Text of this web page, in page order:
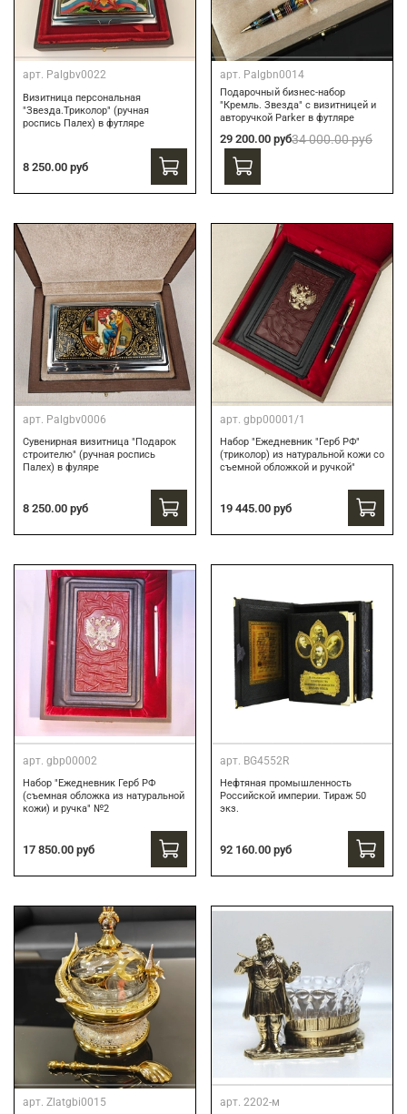
арт. Palgbv0022
Визитница персональная
"Звезда.Триколор" (ручная
роспись Палех) в футляре
8 250.00 руб
арт. Palgbn0014
Подарочный бизнес-набор
"Кремль. Звезда" с визитницей и
авторучкой Parker в футляре
29 200.00 руб34 000.00 руб
арт. Palgbv0006
Сувенирная визитница "Подарок
строителю" (ручная роспись
Палех) в фуляре
8 250.00 руб
арт. gbp00001/1
Набор "Ежедневник "Герб РФ"
(триколор) из натуральной кожи со
съемной обложкой и ручкой"
19 445.00 руб
арт. gbp00002
Набор "Ежедневник Герб РФ
(съемная обложка из натуральной
кожи) и ручка" №2
17 850.00 руб
арт. BG4552R
Нефтяная промышленность
Российской империи. Тираж 50
экз.
92 160.00 руб
арт. Zlatgbi0015 арт. 2202-м